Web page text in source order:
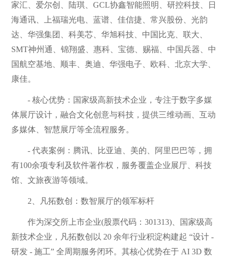
家汇、爱尔创、陆琪、GCL协鑫智能照明、研控科技、日
海通讯、上福瑞光电、蓝谱、佳信捷、常兴股份、光韵
达、华强集团、科美芯、华旭科技、中国比克、联大、
SMT神州通、锦翔盛、惠科、宝德、赐福、中国兵器、中
国航空基地、顺丰、奥迪、华强电子、欧科、北京大学、
康佳。
- 核心优势：国家级高新技术企业，专注于数字多媒
体展厅设计，融合文化创意与科技，提供三维动画、互动
多媒体、智慧展厅等全流程服务。
- 代表案例：腾讯、比亚迪、美的、阿里巴巴等，拥
有100余项专利及软件著作权，服务覆盖企业展厅、科技
馆、文旅夜游等领域。
2、凡拓数创：数智展厅的领军标杆
作为深交所上市企业(股票代码：301313)、国家级高
新技术企业，凡拓数创以 20 余年行业积淀构建起 “设计 -
研发 - 施工” 全周期服务闭环。其核心优势在于 AI 3D 数